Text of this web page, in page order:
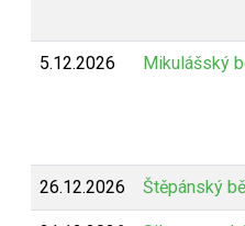
5.12.2026 Mikulášský
26.12.2026 Štěpánský